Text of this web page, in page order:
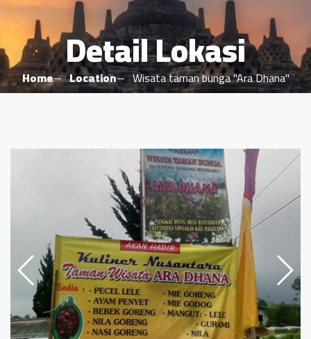
Detail Lokasi
Home Location Wisata taman bunga "Ara Dhana"